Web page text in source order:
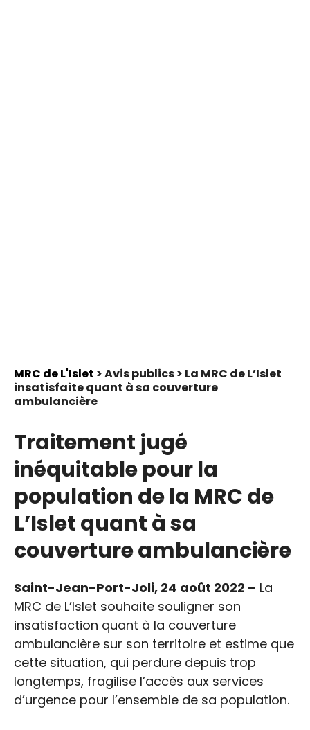
MRC de L'Islet > Avis publics > La MRC de L’Islet
insatisfaite quant à sa couverture
ambulancière
Traitement jugé
inéquitable pour la
population de la MRC de
L’Islet quant à sa
couverture ambulancière
Saint-Jean-Port-Joli, 24 août 2022 – La
MRC de L’Islet souhaite souligner son
insatisfaction quant à la couverture
ambulancière sur son territoire et estime que
cette situation, qui perdure depuis trop
longtemps, fragilise l’accès aux services
d’urgence pour l’ensemble de sa population.